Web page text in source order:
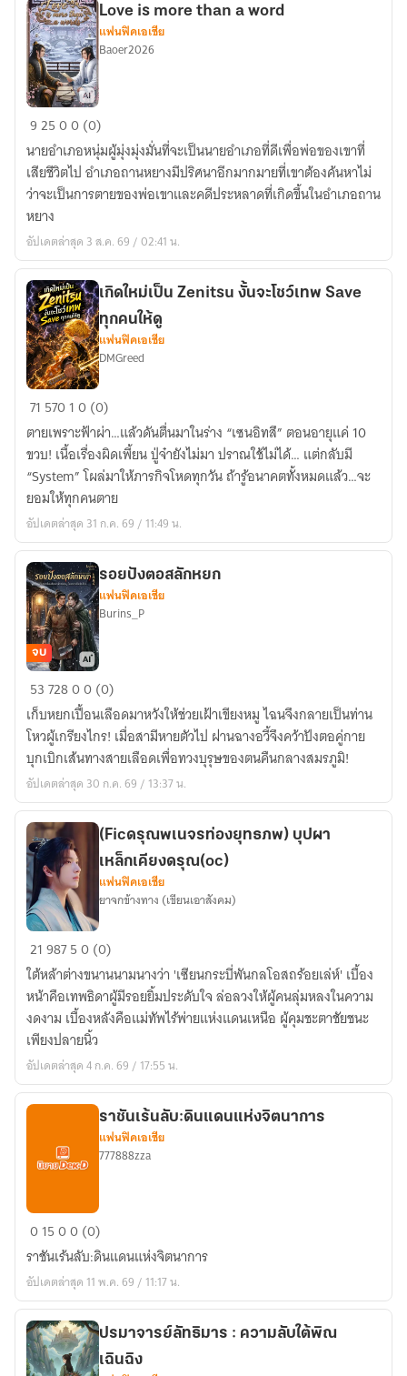
ค
Love
more
than
a
word
Love is more than a word
แฟนฟิคเอเชีย
Baoer2026
92500 (0)
นายอำเภอหนุ่มผู้มุ่งมุ่งมั่นที่จะเป็นนายอำเภอที่ดีเพื่อพ่อของเขาที่
เสียชีวิตไป อำเภอถานหยางมีปริศนาอีกมากมายที่เขาต้องค้นหาไม่
ว่าจะเป็นการตายของพ่อเขาและคดีประหลาดที่เกิดขึ้นในอำเภอถาน
หยาง
อัปเดตล่าสุด 3 ส.ค. 69 / 02:41 น.
เกิด
เป็น
Zenitsu
งั้น
จะ
โชว์
เทพ
Save
ทุก
คน
ให้
ดู
เกิดใหม่เป็น Zenitsu งั้นจะโชว์เทพ Save
ทุกคนให้ดู
แฟนฟิคเอเชีย
DMGreed
71 57010 (0)
ตายเพราะฟ้าผ่า…แล้วดันตื่นมาในร่าง “เซนอิทสึ” ตอนอายุแค่ 10
ขวบ! เนื้อเรื่องผิดเพี้ยน ปู่จ๋ายังไม่มา ปราณใช้ไม่ได้… แต่กลับมี
“System” โผล่มาให้ภารกิจโหดทุกวัน ถ้ารู้อนาคตทั้งหมดแล้ว…จะ
ยอมให้ทุกคนตาย
อัปเดตล่าสุด 31 ก.ค. 69 / 11:49 น.
รอย
ปังตอ
สลัก
หยก
จบ
รอยปังตอสลักหยก
แฟนฟิคเอเชีย
Burins_P
5372800 (0)
เก็บหยกเปื้อนเลือดมาหวังให้ช่วยเฝ้าเขียงหมู ไฉนจึงกลายเป็นท่าน
โหวผู้เกรียงไกร! เมื่อสามีหายตัวไป ฝานฉางอวี้จึงคว้าปังตอคู่กาย
บุกเบิกเส้นทางสายเลือดเพื่อทวงบุรุษของตนคืนกลางสมรภูมิ!
อัปเดตล่าสุด 30 ก.ค. 69 / 13:37 น.
(Ficดรุณ
พเนจร
ท่อง
ยุทธ
ภพ)
บุปผา
เหล็ก
เคียง
ดรุณ(oc)
(Ficดรุณพเนจรท่องยุทธภพ) บุปผา
เหล็กเคียงดรุณ(oc)
แฟนฟิคเอเชีย
ยาจกข้างทาง (เขียนเอาสังคม)
2198750 (0)
ใต้หล้าต่างขนานนามนางว่า 'เซียนกระบี่พันกลโอสถร้อยเล่ห์' เบื้อง
หน้าคือเทพธิดาผู้มีรอยยิ้มประดับใจ ล่อลวงให้ผู้คนลุ่มหลงในความ
งดงาม เบื้องหลังคือแม่ทัพไร้พ่ายแห่งแดนเหนือ ผู้คุมชะตาชัยชนะ
เพียงปลายนิ้ว
อัปเดตล่าสุด 4 ก.ค. 69 / 17:55 น.
ราชัน
เร้น
ลับ:ดิน
แดน
แห่ง
จิต
นา
ราชันเร้นลับ:ดินแดนแห่งจิตนาการ
แฟนฟิคเอเชีย
777888zza
01500 (0)
ราชันเร้นลับ:ดินแดนแห่งจิตนาการ
อัปเดตล่าสุด 11 พ.ค. 69 / 11:17 น.
ปรมาจารย์ลัทธิมาร : ความลับใต้พิณ
เฉินฉิง